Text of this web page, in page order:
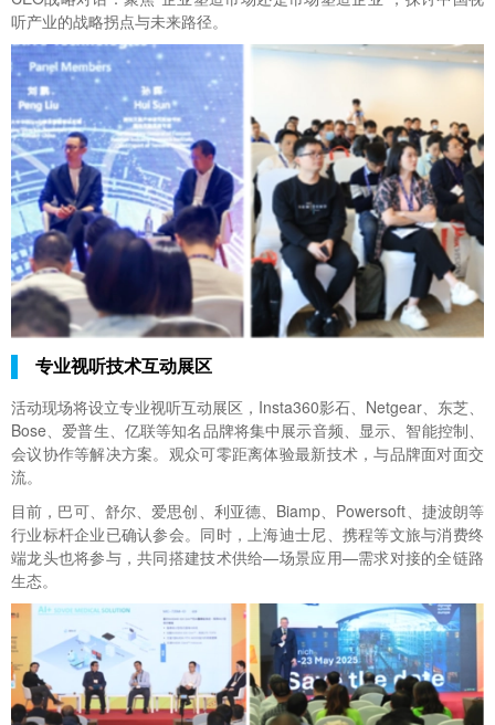
听产业的战略拐点与未来路径。
专业视听技术互动展区
活动现场将设立专业视听互动展区，Insta360影石、Netgear、东芝、
Bose、爱普生、亿联等知名品牌将集中展示音频、显示、智能控制、
会议协作等解决方案。观众可零距离体验最新技术，与品牌面对面交
流。
目前，巴可、舒尔、爱思创、利亚德、Biamp、Powersoft、捷波朗等
行业标杆企业已确认参会。同时，上海迪士尼、携程等文旅与消费终
端龙头也将参与，共同搭建技术供给—场景应用—需求对接的全链路
生态。